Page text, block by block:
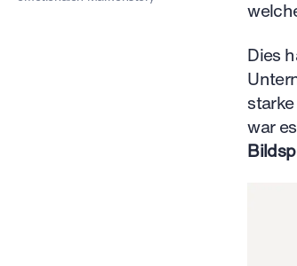
Dies
war